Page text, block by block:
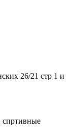
26/21 стр 1 и
спртивные